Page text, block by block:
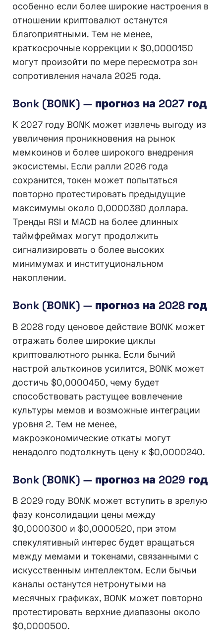
особенно если более широкие настроения в
отношении криптовалют останутся
благоприятными. Тем не менее,
краткосрочные коррекции к $0,0000150
могут произойти по мере пересмотра зон
сопротивления начала 2025 года.
Bonk (BONK) — прогноз на 2027 год
К 2027 году BONK может извлечь выгоду из
увеличения проникновения на рынок
мемкоинов и более широкого внедрения
экосистемы. Если ралли 2026 года
сохранится, токен может попытаться
повторно протестировать предыдущие
максимумы около 0,0000380 доллара.
Тренды RSI и MACD на более длинных
таймфреймах могут продолжить
сигнализировать о более высоких
минимумах и институциональном
накоплении.
Bonk (BONK) — прогноз на 2028 год
В 2028 году ценовое действие BONK может
отражать более широкие циклы
криптовалютного рынка. Если бычий
настрой альткоинов усилится, BONK может
достичь $0,0000450, чему будет
способствовать растущее вовлечение
культуры мемов и возможные интеграции
уровня 2. Тем не менее,
макроэкономические откаты могут
ненадолго подтолкнуть цену к $0,0000240.
Bonk (BONK) — прогноз на 2029 год
В 2029 году BONK может вступить в зрелую
фазу консолидации цены между
$0,0000300 и $0,0000520, при этом
спекулятивный интерес будет вращаться
между мемами и токенами, связанными с
искусственным интеллектом. Если бычьи
каналы останутся нетронутыми на
месячных графиках, BONK может повторно
протестировать верхние диапазоны около
$0,0000500.